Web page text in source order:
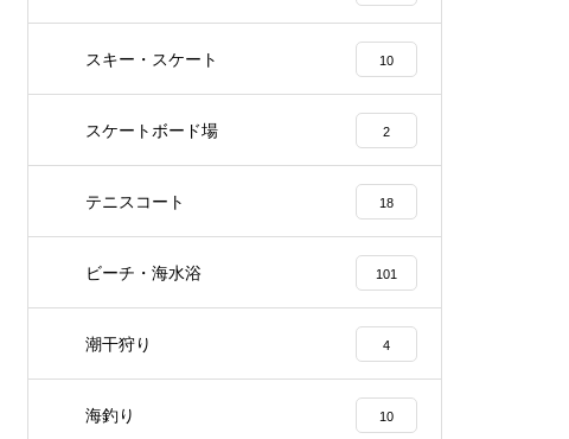
白峯寺 坂出市おでかけス
スキー・スケート 10
スケートボード場 2
テニスコート 18
ビーチ・海水浴 101
潮干狩り 4
海釣り 10